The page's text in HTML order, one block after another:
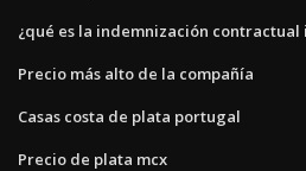
¿qué es la indemnización contractual
Precio más alto de la compañía
Casas costa de plata portugal
Precio de plata mcx